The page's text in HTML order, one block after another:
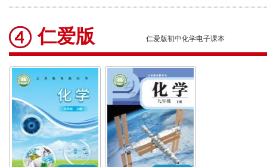
版)
版)
仁爱版 仁爱版初中化学电子课本